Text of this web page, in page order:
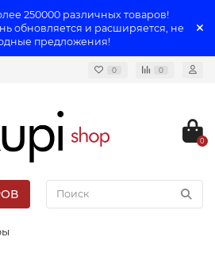
250000 различных товаров!
обновляется и расширяется, не
предложения!
0 0
0